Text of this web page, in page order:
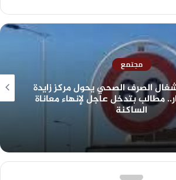
مجتمع
الصرف الصحي يحول مركز زايدة
مطالب بتدخل عاجل لإنهاء معاناة
الساكنة